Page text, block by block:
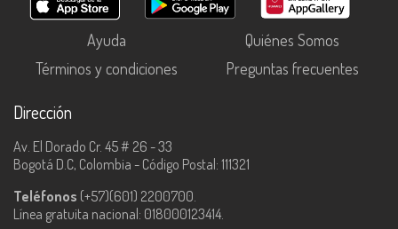
Ayuda
Quiénes Somos
Términos y condiciones
Preguntas frecuentes
Dirección
Av. El Dorado Cr. 45 # 26 - 33
Bogotá D.C, Colombia - Código Postal: 111321
Teléfonos (+57)(601) 2200700.
Línea gratuita nacional: 018000123414.